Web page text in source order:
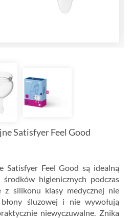
Satisfyer Feel Good
Satisfyer Feel Good są idealną
higienicznych podczas
z silikonu klasy medycznej nie
śluzowej i nie wywołują
niewyczuwalne. Znika